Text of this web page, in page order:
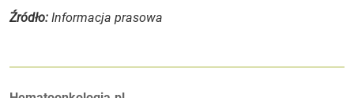
Źródło: Informacja prasowa